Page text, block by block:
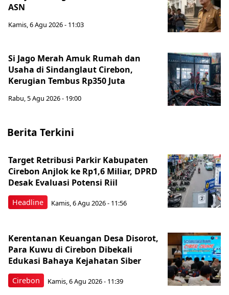
ASN
Kamis, 6 Agu 2026 - 11:03
Si Jago Merah Amuk Rumah dan
Usaha di Sindanglaut Cirebon,
Kerugian Tembus Rp350 Juta
Rabu, 5 Agu 2026 - 19:00
Berita Terkini
Headline
Target Retribusi Parkir Kabupaten
Cirebon Anjlok ke Rp1,6 Miliar, DPRD
Desak Evaluasi Potensi Riil
Kamis, 6 Agu 2026 - 11:56
Cirebon
Kerentanan Keuangan Desa Disorot,
Para Kuwu di Cirebon Dibekali
Edukasi Bahaya Kejahatan Siber
Kamis, 6 Agu 2026 - 11:39